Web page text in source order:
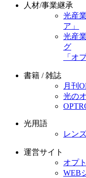
人材/事業継承
光産
ア」
光産
グ
「オ
書籍 / 雑誌
月刊
光の
光用語
レン
運営サイト
オプ
WEB